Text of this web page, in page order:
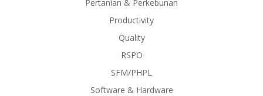
Pertanian & Perkebunan
Productivity
Quality
RSPO
SFM/PHPL
Software & Hardware